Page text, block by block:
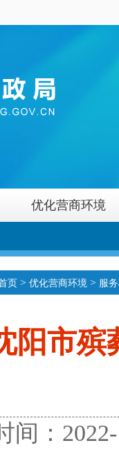
优化营商环境
页 > 优化营商环境 > 服
阳市殡
间：